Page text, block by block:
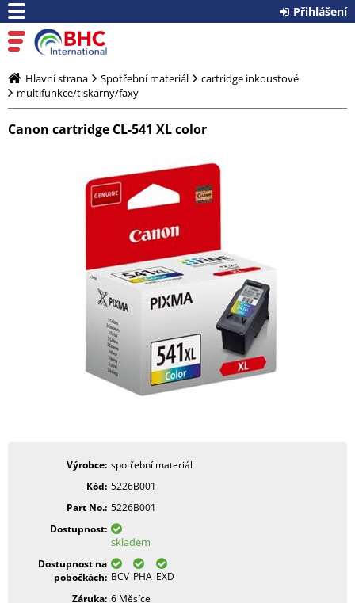
Přihlášení
Hlavní strana Spotřební materiál
cartridge inkoustové
multifunkce/tiskárny/faxy
Canon cartridge CL-541 XL color
Výrobce spotřební materiál
Kód 5226B001
Part No. 5226B001
Dostupnost
skladem
Dostupnost na
pobočkách BCV PHA EXD
Záruka 6 Měsíce